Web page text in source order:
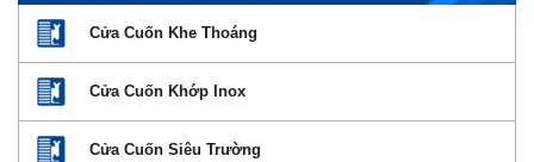
Cửa Cuốn Khe Thoáng
Cửa Cuốn Khớp Inox
Cửa Cuốn Siêu Trường